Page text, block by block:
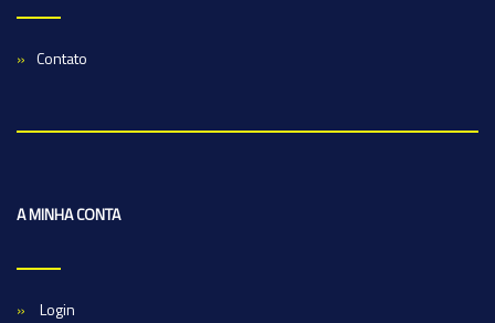
Contato
A MINHA CONTA
Login